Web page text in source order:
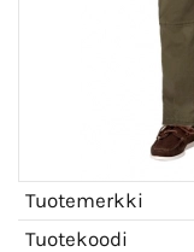
Tuotemerkki
Tuotekoodi